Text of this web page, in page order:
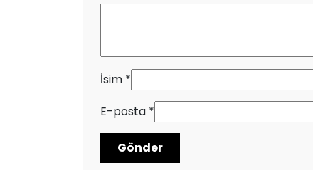
İsim *
E-posta *